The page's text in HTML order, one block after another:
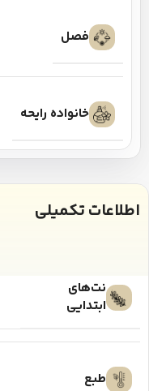
فصل
خانواده رایحه
اطلاعات تکمیلی
نت‌های
ابتدایی
طبع